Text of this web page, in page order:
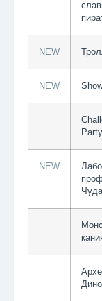
NEW
NEW
Party
NEW